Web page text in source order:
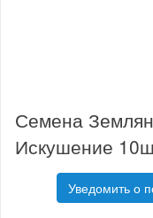
Семена
Искушение
Уведомить о